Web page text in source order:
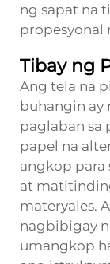
ng sapat na
propesyonal
Tibay ng
Ang tela na
buhangin ay
paglaban sa
papel na
angkop para
at
materyales.
nagbibigay
umangkop